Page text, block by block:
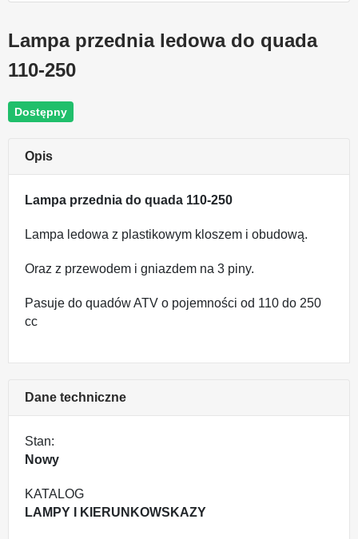
Lampa przednia ledowa do quada
110-250
Dostępny
Opis
Lampa przednia do quada 110-250
Lampa ledowa z plastikowym kloszem i obudową.
Oraz z przewodem i gniazdem na 3 piny.
Pasuje do quadów ATV o pojemności od 110 do 250
cc
Dane techniczne
Stan:
Nowy
KATALOG
LAMPY I KIERUNKOWSKAZY